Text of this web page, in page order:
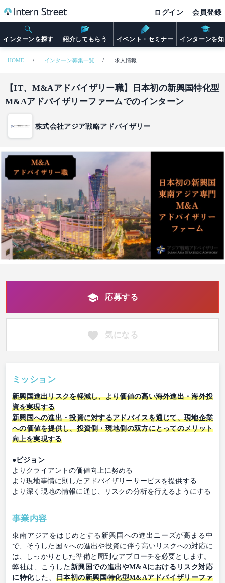
インターンを探す 紹介してもらう イベント・セミナー インターンを
ログイン 会員登録
HOME インターン募集一覧 求人情報
【IT、M&Aアドバイザリー職】日本初の新興国特化型
M&Aアドバイザリーファームでのインターン
株式会社アジア戦略アドバイザリー
応募する
気になる
ミッション
新興国進出リスクを軽減し、より価値の高い海外進出・海外投
資を実現する
新興国への進出・投資に対するアドバイスを通じて、現地企業
への価値を提供し、投資側・現地側の双方にとってのメリット
向上を実現する
●ビジョン
よりクライアントの価値向上に努める
より現地事情に則したアドバイザリーサービスを提供する
より深く現地の情報に通じ、リスクの分析を行えるようにする
事業内容
東南アジアをはじめとする新興国への進出ニーズが高まる中
で、そうした国々への進出や投資に伴う高いリスクへの対応に
は、しっかりとした準備と周到なアプローチを必要とします。
弊社は、こうした 新興国での進出やM&Aにおけるリスク対応
に特化した、 日本初の新興国特化型M&Aアドバイザリーファ